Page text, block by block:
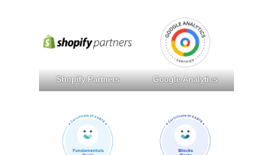
Shopify Partners Google Analytics